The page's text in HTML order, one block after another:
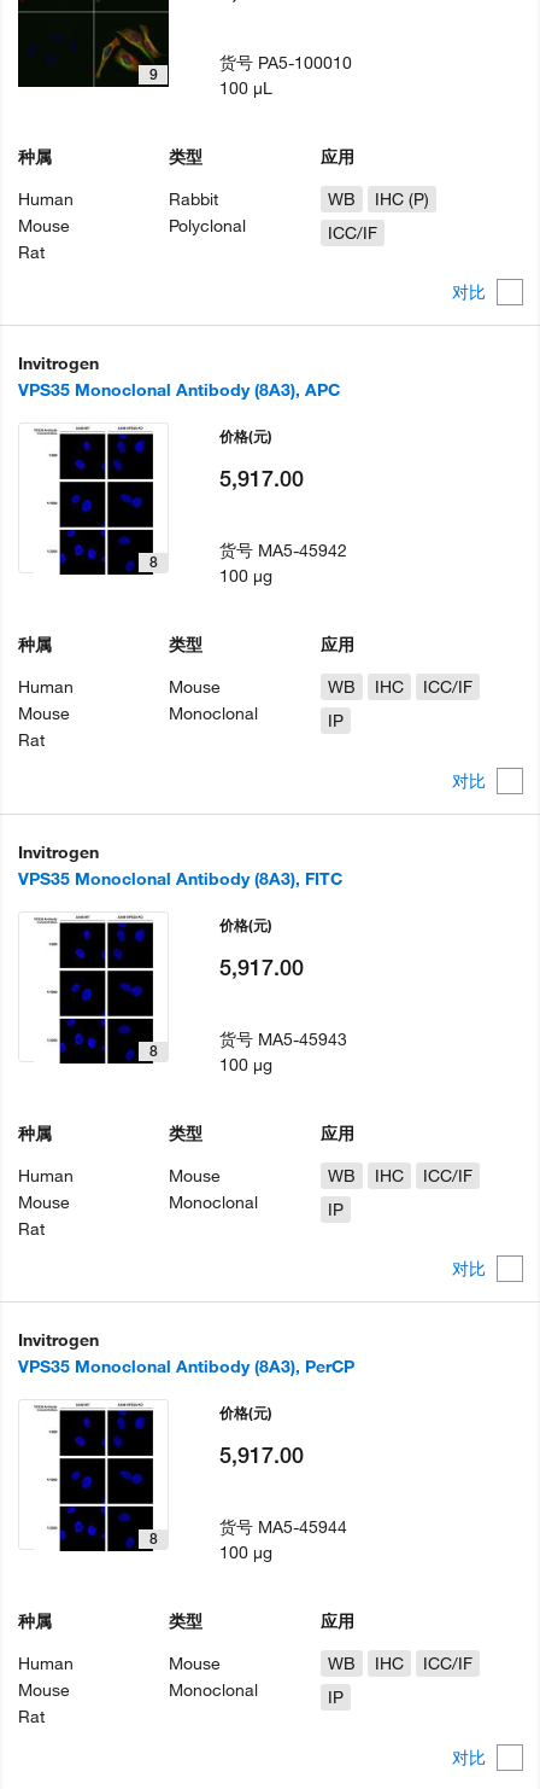
对比
9
种属
Human
Mouse
Rat
类型
Rabbit
Polyclonal
应用
WB
IHC (P)
ICC/IF
货号 PA5-100010
100 µL
Invitrogen
VPS35 Monoclonal Antibody (8A3), APC
对比
8
种属
Human
Mouse
Rat
类型
Mouse
Monoclonal
应用
WB
IHC
ICC/IF
IP
价格(元)
5,917.00
货号 MA5-45942
100 µg
Invitrogen
VPS35 Monoclonal Antibody (8A3), FITC
对比
8
种属
Human
Mouse
Rat
类型
Mouse
Monoclonal
应用
WB
IHC
ICC/IF
IP
价格(元)
5,917.00
货号 MA5-45943
100 µg
Invitrogen
VPS35 Monoclonal Antibody (8A3), PerCP
对比
8
种属
Human
Mouse
Rat
类型
Mouse
Monoclonal
应用
WB
IHC
ICC/IF
IP
价格(元)
5,917.00
货号 MA5-45944
100 µg